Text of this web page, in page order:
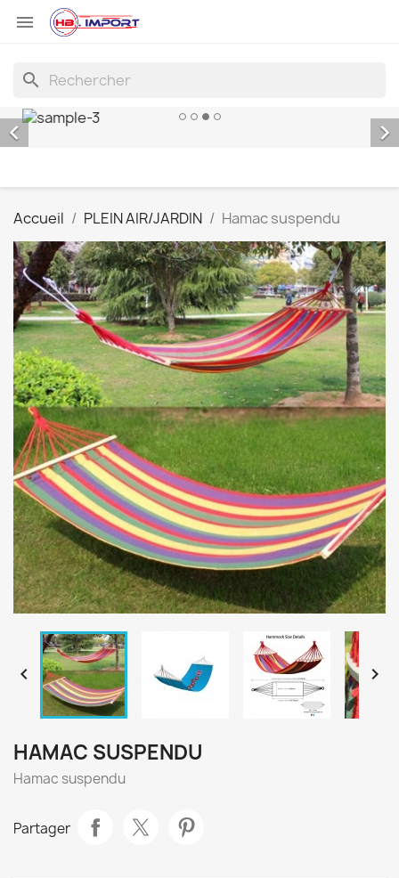

search
 
Accueil PLEIN AIR/JARDIN Hamac suspendu
 
HAMAC SUSPENDU
Hamac suspendu
Partager